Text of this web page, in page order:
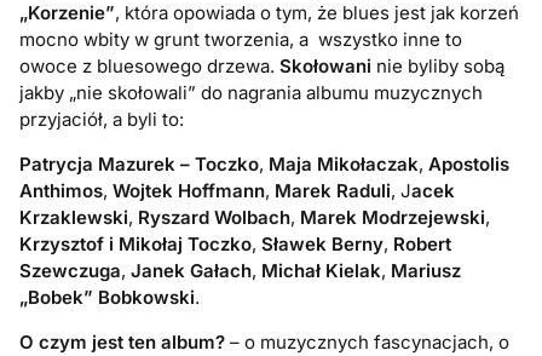
„Korzenie”, która opowiada o tym, że blues jest jak korzeń
mocno wbity w grunt tworzenia, a wszystko inne to
owoce z bluesowego drzewa.Skołowani nie byliby sobą
jakby „nie skołowali” do nagrania albumu muzycznych
przyjaciół, a byli to:
Patrycja Mazurek – Toczko, Maja Mikołaczak,Apostolis
Anthimos,Wojtek Hoffmann, Marek Raduli, Jacek
Krzaklewski, Ryszard Wolbach, Marek Modrzejewski,
Krzysztof i Mikołaj Toczko,Sławek Berny, Robert
Szewczuga,Janek Gałach, Michał Kielak, Mariusz
„Bobek” Bobkowski.
O czym jest ten album? – o muzycznych fascynacjach, o